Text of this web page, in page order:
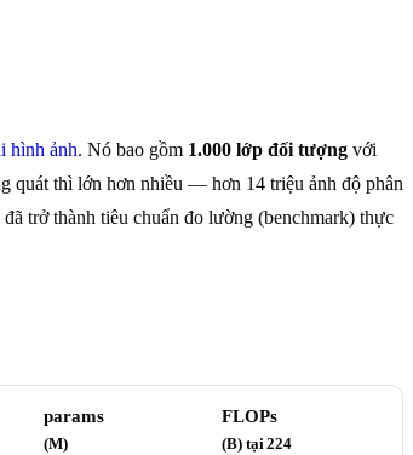
hình ảnh. Nó bao gồm 1.000 lớp đối tượng với
quát thì lớn hơn nhiều — hơn 14 triệu ảnh độ phân
trở thành tiêu chuẩn đo lường (benchmark) thực
params
(M)
FLOPs
(B) tại 224